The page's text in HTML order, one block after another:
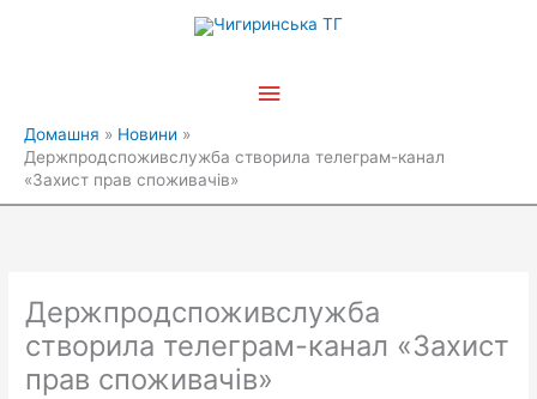
Головне
Домашня
Новини
Держпродспоживслужба створила телеграм-канал
«Захист прав споживачів»
Держпродспоживслужба
створила телеграм-канал «Захист
прав споживачів»